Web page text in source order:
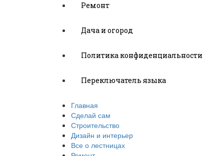
Ремонт
Дача и огород
Политика конфиденциальности
Переключатель языка
Главная
Сделай сам
Строительство
Дизайн и интерьер
Все о лестницах